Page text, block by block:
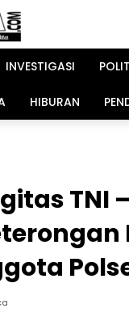
INVESTIGASI
HIBURAN
TNI